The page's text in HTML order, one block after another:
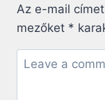
PÁPA,
ADAM
BUJAK
Az e-mail
mezőket *